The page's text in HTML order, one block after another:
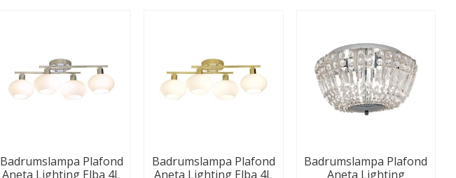
Badrumslampa Plafond
Aneta Lighting Elba 4L
Badrumslampa Plafond
Aneta Lighting Elba 4L
Badrumslampa Plafond
Aneta Lighting